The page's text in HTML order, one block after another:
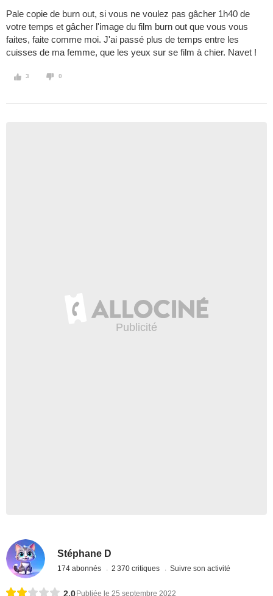
Pale copie de burn out, si vous ne voulez pas gâcher 1h40 de
votre temps et gâcher l'image du film burn out que vous vous
faites, faite comme moi. J'ai passé plus de temps entre les
cuisses de ma femme, que les yeux sur se film à chier. Navet !
3 0
Stéphane D
174 abonnés 2 370 critiques Suivre son activité
2,0 Publiée le 25 septembre 2022